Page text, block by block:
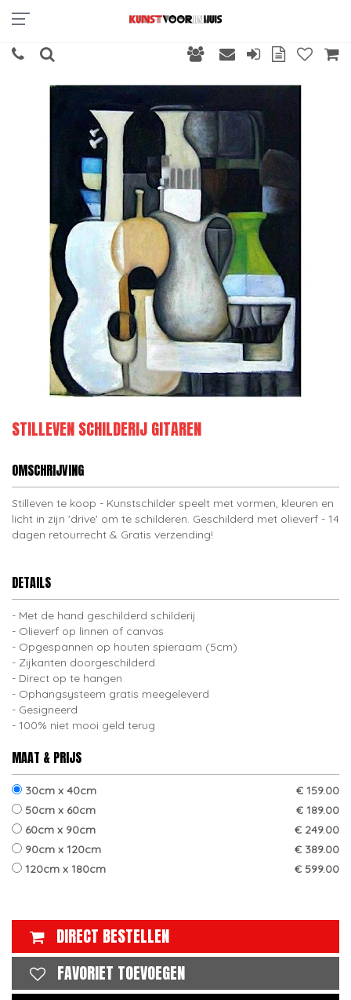
STILLEVEN SCHILDERIJ GITAREN
OMSCHRIJVING
Stilleven te koop - Kunstschilder speelt met vormen, kleuren en
licht in zijn 'drive' om te schilderen. Geschilderd met olieverf - 14
dagen retourrecht & Gratis verzending!
DETAILS
Met de hand geschilderd schilderij
Olieverf op linnen of canvas
Opgespannen op houten spieraam (5cm)
Zijkanten doorgeschilderd
Direct op te hangen
Ophangsysteem gratis meegeleverd
Gesigneerd
100% niet mooi geld terug
MAAT & PRIJS
30cm x 40cm
€ 159.00
50cm x 60cm
€ 189.00
60cm x 90cm
€ 249.00
90cm x 120cm
€ 389.00
120cm x 180cm
€ 599.00
DIRECT BESTELLEN
FAVORIET TOEVOEGEN